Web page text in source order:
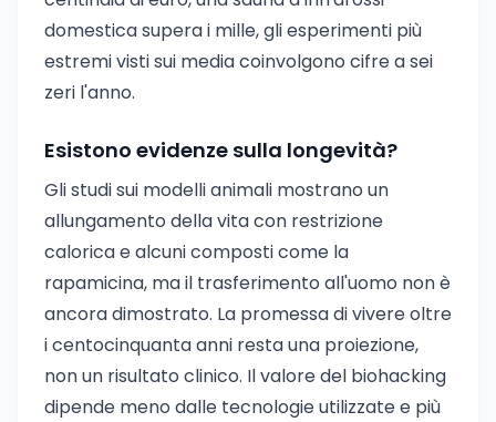
domestica supera i mille, gli esperimenti più
estremi visti sui media coinvolgono cifre a sei
zeri l'anno.
Esistono evidenze sulla longevità?
Gli studi sui modelli animali mostrano un
allungamento della vita con restrizione
calorica e alcuni composti come la
rapamicina, ma il trasferimento all'uomo non è
ancora dimostrato. La promessa di vivere oltre
i centocinquanta anni resta una proiezione,
non un risultato clinico. Il valore del biohacking
dipende meno dalle tecnologie utilizzate e più